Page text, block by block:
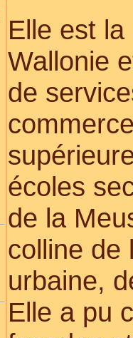
Elle est
Wallonie
de
écoles
de la
colline de
urbaine,
Elle a pu